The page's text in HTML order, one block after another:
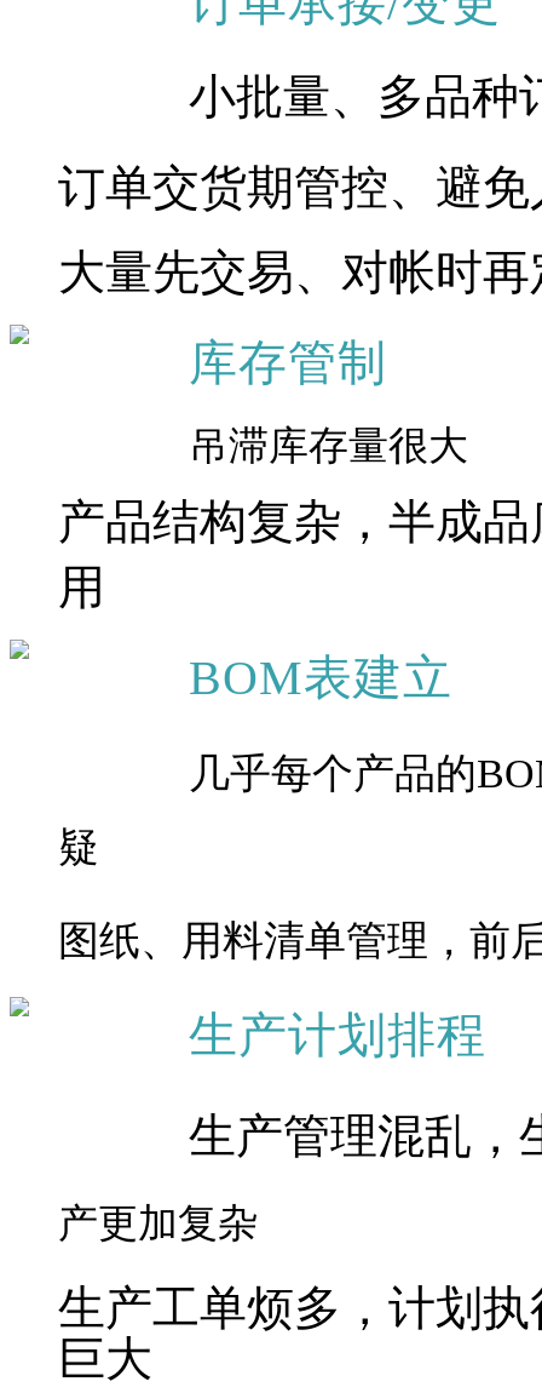
小批量、多品种
订单交货期管控、避
大量先交易、对帐时
库存管制
吊滞库存量很大
产品结构复杂，半成
用
BOM表建立
几乎每个产品的
疑
图纸、用料清单管理，前
生产计划排程
生产管理混乱，
产更加复杂
生产工单烦多，计划
巨大